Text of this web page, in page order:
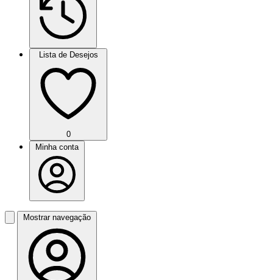
Lista de Desejos
0
Minha conta
Mostrar navegação